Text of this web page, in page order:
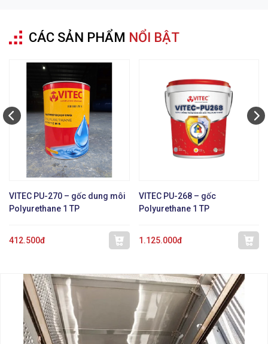
CÁC SẢN PHẨM NỔI BẬT
VITEC PU-270 – gốc dung môi
Polyurethane 1 TP
412.500đ
VITEC PU-268 – gốc
Polyurethane 1 TP
1.125.000đ